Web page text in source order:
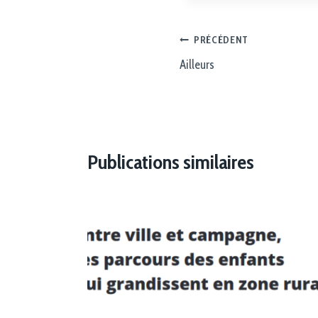
PRÉCÉDENT
Ailleurs
Publications similaires